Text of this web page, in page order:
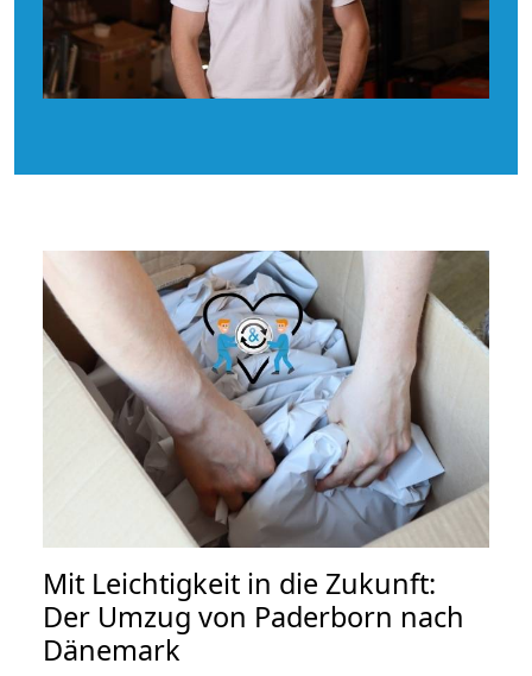
Mit Leichtigkeit in die Zukunft:
Der Umzug von Paderborn nach
Dänemark